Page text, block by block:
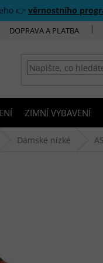
👉 věrnostního
DOPRAVA A PLATBA
ZIMNÍ VYBAVENÍ
Dámské nízké